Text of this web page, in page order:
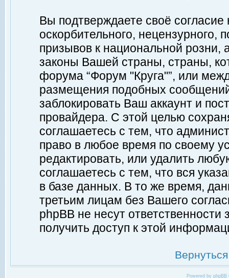
Вы подтверждаете своё
оскорбительного, нецензурного,
призывов к национальной
законы Вашей страны, страны,
форума “Форум "Круга"”, или
размещения подобных
заблокировать Ваш аккаунт и
провайдера. С этой целью
соглашаетесь с тем, что
право в любое время по своему
редактировать, или удалить
соглашаетесь с тем, что вся
в базе данных. В то же время,
третьим лицам без Вашего
phpBB не несут ответственности
получить доступ к этой
Powered by phpBB